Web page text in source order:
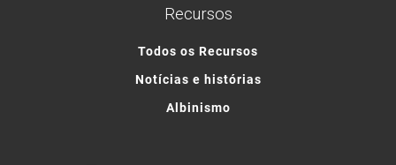
Recursos
Todos os Recursos
Notícias e histórias
Albinismo